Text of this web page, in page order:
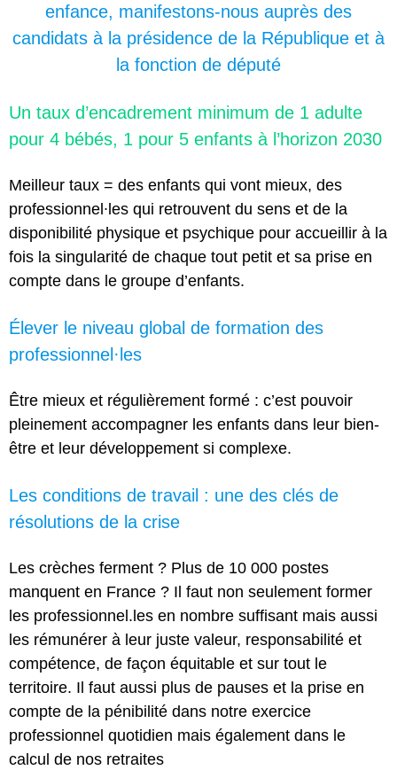
enfance, manifestons-nous auprès des
candidats à la présidence de la République et à
la fonction de député
Un taux d’encadrement minimum de 1 adulte
pour 4 bébés, 1 pour 5 enfants à l’horizon 2030
Meilleur taux = des enfants qui vont mieux, des
professionnel∙les qui retrouvent du sens et de la
disponibilité physique et psychique pour accueillir à la
fois la singularité de chaque tout petit et sa prise en
compte dans le groupe d’enfants.
Élever le niveau global de formation des
professionnel·les
Être mieux et régulièrement formé : c’est pouvoir
pleinement accompagner les enfants dans leur bien‐
être et leur développement si complexe.
Les conditions de travail : une des clés de
résolutions de la crise
Les crèches ferment ? Plus de 10 000 postes
manquent en France ? Il faut non seulement former
les professionnel.les en nombre suffisant mais aussi
les rémunérer à leur juste valeur, responsabilité et
compétence, de façon équitable et sur tout le
territoire. Il faut aussi plus de pauses et la prise en
compte de la pénibilité dans notre exercice
professionnel quotidien mais également dans le
calcul de nos retraites